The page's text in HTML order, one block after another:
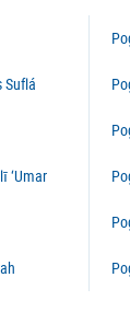
Suflá
‘Umar